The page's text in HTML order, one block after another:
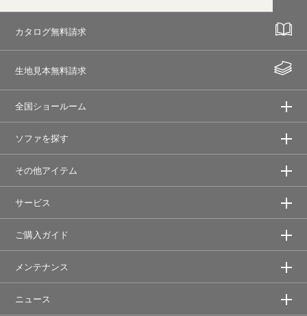
カタログ無料請求
生地見本無料請求
全国ショールーム
ソファを探す
その他アイテム
サービス
ご購入ガイド
メンテナンス
ニュース